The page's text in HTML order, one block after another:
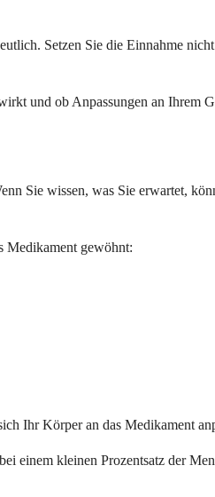
Setzen Sie die Einnahme
und ob Anpassungen an Ihrem
Sie wissen, was Sie erwartet,
Medikament gewöhnt:
Ihr Körper an das Medikament
einem kleinen Prozentsatz der